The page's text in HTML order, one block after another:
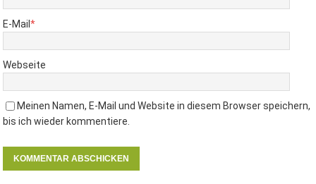
E-Mail*
Webseite
Meinen Namen, E-Mail und Website in diesem Browser speichern,
bis ich wieder kommentiere.